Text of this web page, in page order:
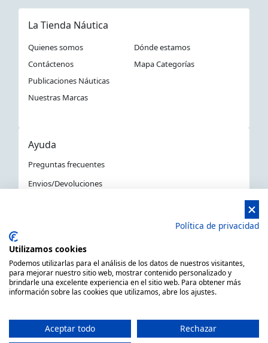
La Tienda Náutica
Quienes somos
Dónde estamos
Contáctenos
Mapa Categorías
Publicaciones Náuticas
Nuestras Marcas
Ayuda
Preguntas frecuentes
Envios/Devoluciones
La Tienda Náutica en Barcelona
C/ Primer de Maig 6, 08980 Sant Feliu de Llobregat,
Barcelona (España)
Horario de 9.00h a 14:00h y de 15.00h a 18.00h -
Política de privacidad
Utilizamos cookies
Podemos utilizarlas para el análisis de los datos de nuestros visitantes,
para mejorar nuestro sitio web, mostrar contenido personalizado y
brindarle una excelente experiencia en el sitio web. Para obtener más
información sobre las cookies que utilizamos, abre los ajustes.
Aceptar todo Rechazar